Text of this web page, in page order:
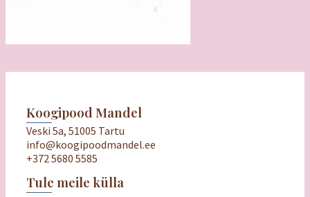
Koogipood Mandel
Veski 5a, 51005 Tartu
info@koogipoodmandel.ee
+372 5680 5585
Tule meile külla